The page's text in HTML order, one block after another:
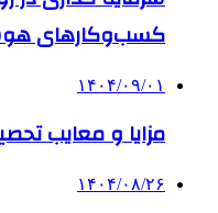
کسب‌وکارهای
۱۴۰۴/۰۹/۰۱
مزایا و معایب
۱۴۰۴/۰۸/۲۶